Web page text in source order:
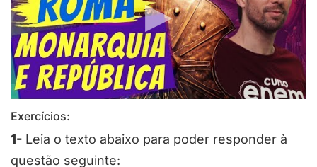
Exercícios:
1- Leia o texto abaixo para poder responder à
questão seguinte: